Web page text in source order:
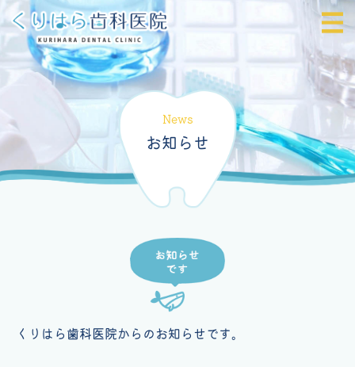
News
お知らせ
くりはら歯科医院からのお知らせです。